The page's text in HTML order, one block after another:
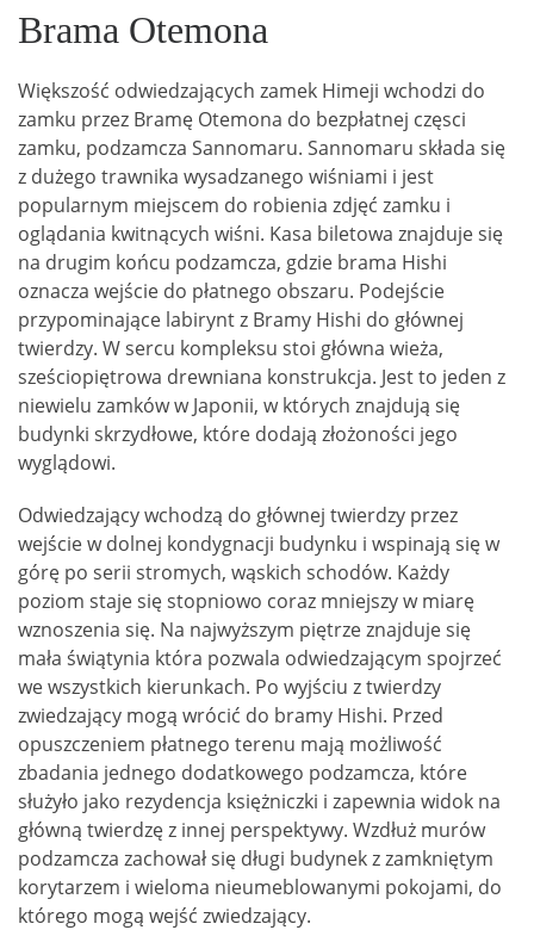
Brama Otemona
Większość odwiedzających zamek Himeji wchodzi do
zamku przez Bramę Otemona do bezpłatnej częsci
zamku, podzamcza Sannomaru. Sannomaru składa się
z dużego trawnika wysadzanego wiśniami i jest
popularnym miejscem do robienia zdjęć zamku i
oglądania kwitnących wiśni. Kasa biletowa znajduje się
na drugim końcu podzamcza, gdzie brama Hishi
oznacza wejście do płatnego obszaru. Podejście
przypominające labirynt z Bramy Hishi do głównej
twierdzy. W sercu kompleksu stoi główna wieża,
sześciopiętrowa drewniana konstrukcja. Jest to jeden z
niewielu zamków w Japonii, w których znajdują się
budynki skrzydłowe, które dodają złożoności jego
wyglądowi.
Odwiedzający wchodzą do głównej twierdzy przez
wejście w dolnej kondygnacji budynku i wspinają się w
górę po serii stromych, wąskich schodów. Każdy
poziom staje się stopniowo coraz mniejszy w miarę
wznoszenia się. Na najwyższym piętrze znajduje się
mała świątynia która pozwala odwiedzającym spojrzeć
we wszystkich kierunkach. Po wyjściu z twierdzy
zwiedzający mogą wrócić do bramy Hishi. Przed
opuszczeniem płatnego terenu mają możliwość
zbadania jednego dodatkowego podzamcza, które
służyło jako rezydencja księżniczki i zapewnia widok na
główną twierdzę z innej perspektywy. Wzdłuż murów
podzamcza zachował się długi budynek z zamkniętym
korytarzem i wieloma nieumeblowanymi pokojami, do
którego mogą wejść zwiedzający.